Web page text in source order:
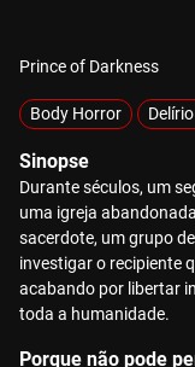
Prince of Darkness
Body Horror
Sinopse
Durante séculos, um
uma igreja
sacerdote, um grupo
investigar o recipiente
acabando por libertar
toda a humanidade.
Porque não pode